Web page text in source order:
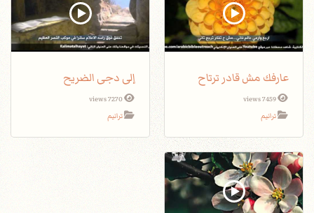
عارفك مش قادر ترتاح
7459 views
ترانيم
إلى دجى الضريح
7270 views
ترانيم